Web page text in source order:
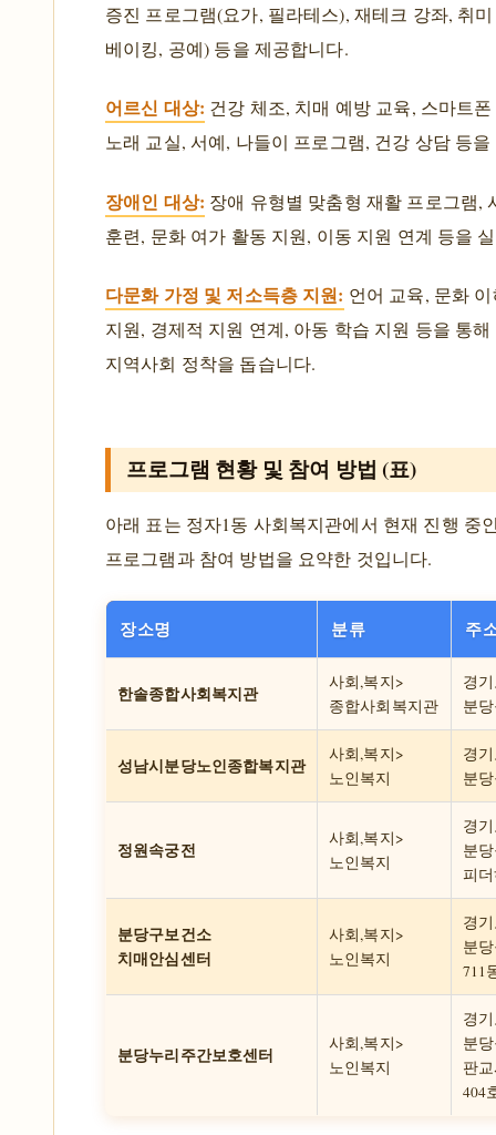
증진 프로그램(요가, 필라테스), 재테크 강좌, 취
베이킹, 공예) 등을 제공합니다.
어르신 대상: 건강 체조, 치매 예방 교육, 스마트
노래 교실, 서예, 나들이 프로그램, 건강 상담 등
장애인 대상: 장애 유형별 맞춤형 재활 프로그램,
훈련, 문화 여가 활동 지원, 이동 지원 연계 등을
다문화 가정 및 저소득층 지원: 언어 교육, 문화
지원, 경제적 지원 연계, 아동 학습 지원 등을 통
지역사회 정착을 돕습니다.
프로그램 현황 및 참여 방법 (표)
아래 표는 정자1동 사회복지관에서 현재 진행 중
프로그램과 참여 방법을 요약한 것입니다.
장소명 분류 주
한솔종합사회복지관
사회,복지>
종합사회복지관
경
분
성남시분당노인종합복지관
사회,복지>
노인복지
경
분
정원속궁전
사회,복지>
노인복지
경
분
피
분당구보건소
치매안심센터
사회,복지>
노인복지
경
분
711
분당누리주간보호센터
사회,복지>
노인복지
경
분
판
404